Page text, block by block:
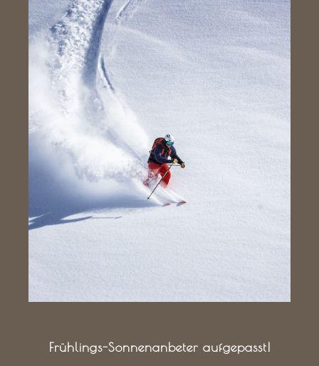
Frühlings-Sonnenanbeter aufgepasst!